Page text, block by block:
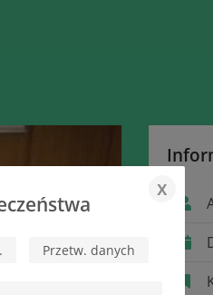
x
Przetw. danych